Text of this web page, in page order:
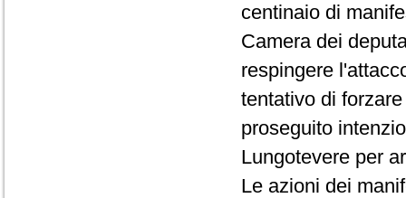
centinaio di
Camera dei
respingere
tentativo di
proseguito
Lungotevere per
Le azioni dei